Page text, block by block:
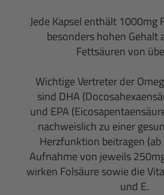
Jede Kapsel enthält 1000mg
besonders hohen Gehalt
Fettsäuren von
Wichtige Vertreter der
sind DHA
und EPA
nachweislich zu einer
Herzfunktion beitragen
Aufnahme von jeweils
wirken Folsäure sowie die
und E.